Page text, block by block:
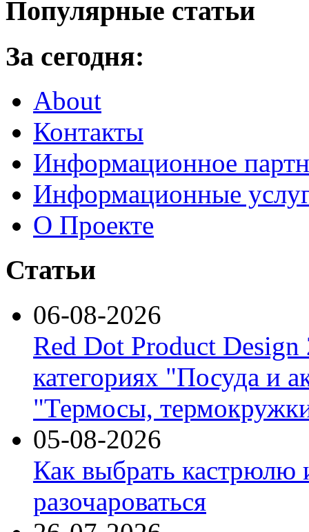
Популярные статьи
За сегодня:
About
Контакты
Информационное
Информационные
О Проекте
Статьи
06-08-2026
Red Dot Product Design
категориях "Посуда и
"Термосы,
05-08-2026
Как выбрать кастрюлю
разочароваться